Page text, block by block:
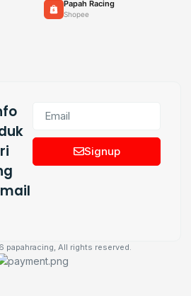
Papah Racing
Shopee
Signup
papahracing, All rights reserved.